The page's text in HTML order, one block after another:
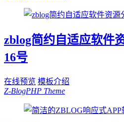
zblog简约自适应软件
16号
在线预览 模板介绍
Z-BlogPHP Theme